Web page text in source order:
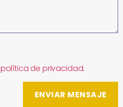
política de privacidad.